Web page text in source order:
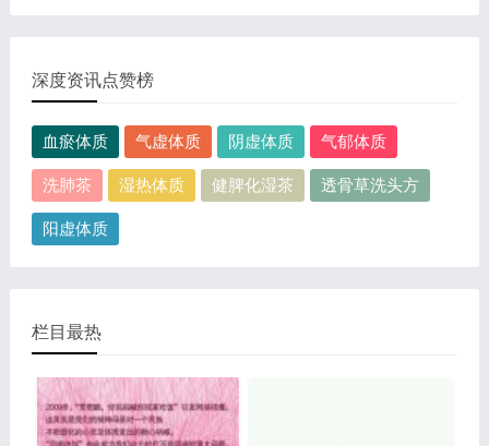
深度资讯点赞榜
血瘀体质 气虚体质 阴虚体质 气郁体质
洗肺茶 湿热体质 健脾化湿茶 透骨草洗头方
阳虚体质
栏目最热